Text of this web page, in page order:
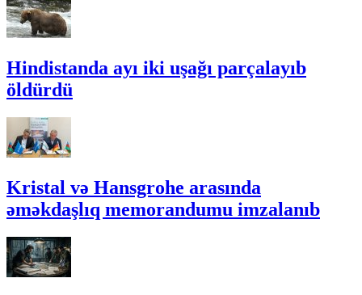
Hindistanda ayı iki uşağı parçalayıb
öldürdü
Kristal və Hansgrohe arasında
əməkdaşlıq memorandumu imzalanıb